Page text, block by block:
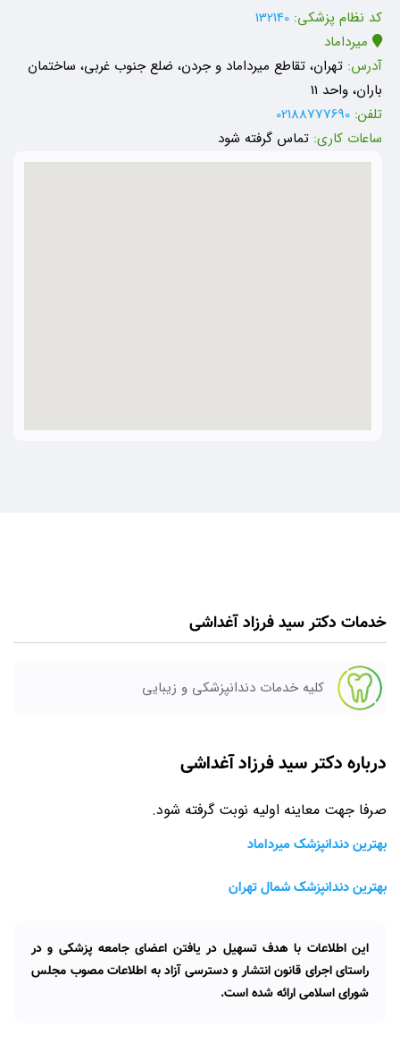
کد نظام پزشکی: 132140
میرداماد
آدرس: تهران، تقاطع میرداماد و جردن، ضلع جنوب غربی، ساختمان
باران، واحد 11
تلفن: 02188777690
ساعات کاری: تماس گرفته شود
خدمات دکتر سید فرزاد آغداشی
کلیه خدمات دندانپزشکی و زیبایی
درباره دکتر سید فرزاد آغداشی
صرفا جهت معاینه اولیه نوبت گرفته شود.
بهترین دندانپزشک میرداماد
بهترین دندانپزشک شمال تهران
این اطلاعات با هدف تسهیل در یافتن اعضای جامعه پزشکی و در
راستای اجرای قانون انتشار و دسترسی آزاد به اطلاعات مصوب مجلس
شورای اسلامی ارائه شده است.